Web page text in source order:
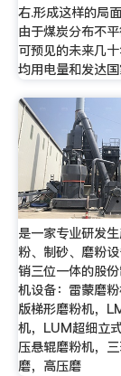
右.形成这样的局
由于煤炭分布不
可预见的未来几
均用电量和发达
是一家专业研发
粉、制砂、磨粉设
销三位一体的股
机设备：雷蒙磨
版梯形磨粉机，
机，LUM超细立
压悬辊磨粉机，
磨，高压磨